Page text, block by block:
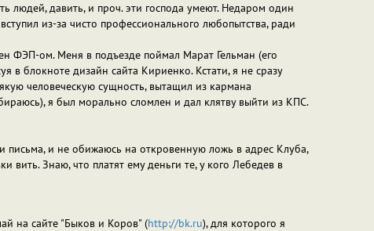
людей, давить, и проч. эти господа умеют. Недаром один
из-за чисто профессионального любопытства, ради
ФЭП-ом. Меня в подъезде поймал Марат Гельман (его
блокноте дизайн сайта Кириенко. Кстати, я не сразу
человеческую сущность, вытащил из кармана
я был морально сломлен и дал клятву выйти из КПС.
письма, и не обижаюсь на откровенную ложь в адрес Клуба,
Знаю, что платят ему деньги те, у кого Лебедев в
на сайте "Быков и Коров" (http://bk.ru), для которого я